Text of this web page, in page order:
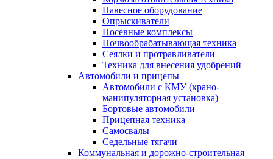
Навесное оборудование
Опрыскиватели
Посевные комплексы
Почвообрабатывающая техника
Сеялки и протравливатели
Техника для внесения удобрений
Автомобили и прицепы
Автомобили с КМУ (крано-
манипуляторная установка)
Бортовые автомобили
Прицепная техника
Самосвалы
Седельные тягачи
Коммунальная и дорожно-строительная